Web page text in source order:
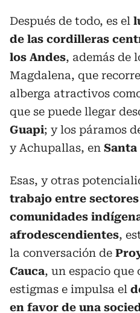
Después de todo, es el
de las cordilleras
los Andes, además de
Magdalena, que
alberga atractivos
que se puede llegar
Guapi; y los páramos
y Achupallas, en Santa
Esas, y otras
trabajo entre
comunidades
afrodescendientes,
la conversación de
Cauca, un espacio
estigmas e impulsa el
en favor de una